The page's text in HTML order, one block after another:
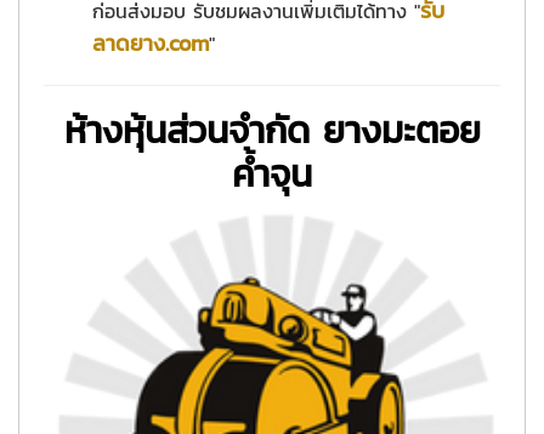
ก่อนส่งมอบ รับชมผลงานเพิ่มเติมได้ทาง "รับ
ลาดยาง.com"
ห้างหุ้นส่วนจำกัด ยางมะตอย
ค้ำจุน